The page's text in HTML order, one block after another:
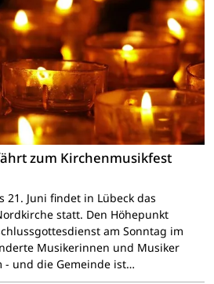
zum Kirchenmusikfest
21. Juni findet in Lübeck das
statt. Den Höhepunkt
am Sonntag im
Musikerinnen und Musiker
- und die Gemeinde ist…